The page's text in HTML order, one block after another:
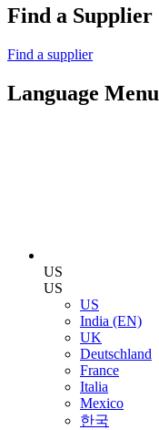
Find a Supplier
Find a supplier
Language Menu
US
US
US
India (EN)
UK
Deutschland
France
Italia
Mexico
한국